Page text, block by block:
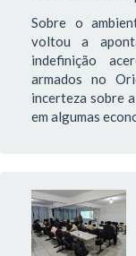
Sobre o
voltou a
indefinição
armados no
incerteza sobre
em algumas